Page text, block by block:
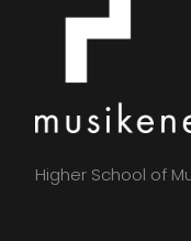
Higher School of